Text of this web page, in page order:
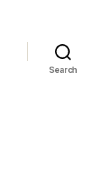
Search